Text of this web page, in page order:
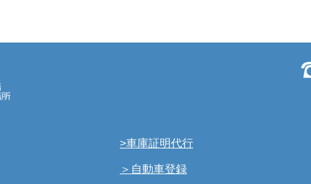
>車庫証明代行
＞自動車登録